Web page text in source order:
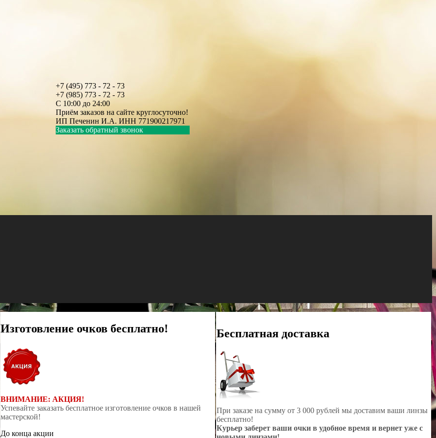
+7 (495) 773 - 72 - 73
+7 (985) 773 - 72 - 73
С 10:00 до 24:00
Приём заказов на сайте круглосуточно!
ИП Печенин И.А. ИНН 771900217971
Заказать обратный звонок
Изготовление очков бесплатно!
ВНИМАНИЕ: АКЦИЯ!
Успевайте заказать бесплатное изготовление очков в нашей
мастерской!
До конца акции
Бесплатная доставка
При заказе на сумму от 3 000 рублей мы доставим ваши линзы
бесплатно!
Курьер заберет ваши очки в удобное время и вернет уже с